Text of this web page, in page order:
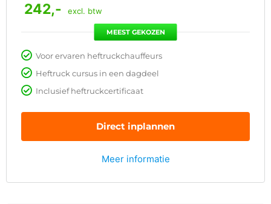
242,- excl. btw
MEEST GEKOZEN
Voor ervaren heftruckchauffeurs
Heftruck cursus in een dagdeel
Inclusief heftruckcertificaat
Direct inplannen
Meer informatie